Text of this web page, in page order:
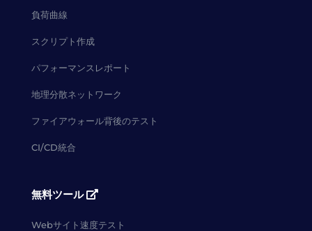
負荷曲線
スクリプト作成
パフォーマンスレポート
地理分散ネットワーク
ファイアウォール背後のテスト
CI/CD統合
無料ツール
Webサイト速度テスト